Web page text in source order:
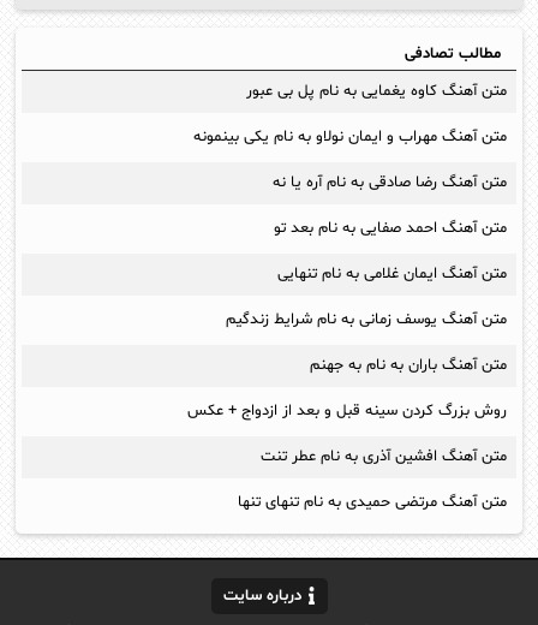
مطالب تصادفی
متن آهنگ کاوه یغمایی به نام پل بی عبور
متن آهنگ مهراب و ایمان نولاو به نام یکی بینمونه
متن آهنگ رضا صادقی به نام آره یا نه
متن آهنگ احمد صفایی به نام بعد تو
متن آهنگ ایمان غلامی به نام تنهایی
متن آهنگ یوسف زمانی به نام شرایط زندگیم
متن آهنگ باران به نام به جهنم
روش بزرگ کردن سینه قبل و بعد از ازدواج + عکس
متن آهنگ افشین آذری به نام عطر تنت
متن آهنگ مرتضی حمیدی به نام تنهای تنها
درباره سایت